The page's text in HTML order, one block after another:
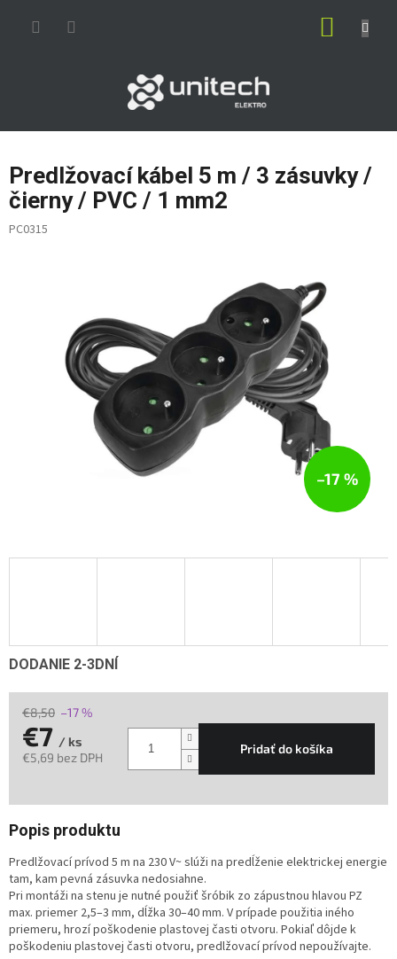
Predlžovací kábel 5 m / 3 zásuvky /
čierny / PVC / 1 mm2
PC0315
–17 %
DODANIE 2-3DNÍ
€8,50 –17 %
€7 / ks
€5,69 bez DPH
Pridať do košíka
Popis produktu
Predlžovací prívod 5 m na 230 V~ slúži na predĺženie elektrickej energie
tam, kam pevná zásuvka nedosiahne.
Pri montáži na stenu je nutné použiť šróbik zo zápustnou hlavou PZ
max. priemer 2,5–3 mm, dĺžka 30–40 mm. V prípade použitia iného
priemeru, hrozí poškodenie plastovej časti otvoru. Pokiaľ dôjde k
poškodeniu plastovej časti otvoru, predlžovací prívod nepoužívajte.